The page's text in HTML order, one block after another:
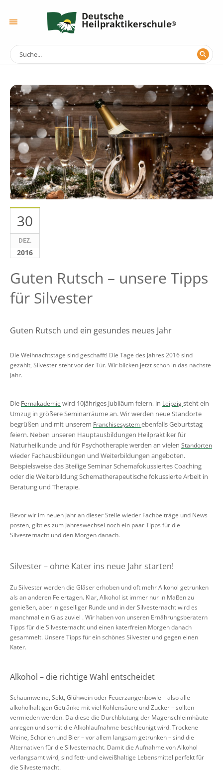
Deutsche
Heilpraktikerschule
30
DEZ.
2016
Guten Rutsch – unsere Tipps
für Silvester
Guten Rutsch und ein gesundes neues Jahr
Die Weihnachtstage sind geschafft! Die Tage des Jahres 2016 sind
gezählt, Silvester steht vor der Tür. Wir blicken jetzt schon in das nächste
Jahr.
Die Fernakademie wird 10jähriges Jubliäum feiern, in Leipzigsteht ein
Umzug in größere Seminarräume an. Wir werden neue Standorte
begrüßen und mit unserem Franchisesystemebenfalls Geburtstag
feiern. Neben unseren Hauptausbildungen Heilpraktiker für
Naturheilkunde und für Psychotherapie werden an vielen Standorten
wieder Fachausbildungen und Weiterbildungen angeboten.
Beispielsweise das 3teilige Seminar Schemafokussiertes Coaching
oder die Weiterbildung Schematherapeutische fokussierte Arbeit in
Beratung und Therapie.
Bevor wir im neuen Jahr an dieser Stelle wieder Fachbeiträge und News
posten, gibt es zum Jahreswechsel noch ein paar Tipps für die
Silvesternacht und den Morgen danach.
Silvester – ohne Kater ins neue Jahr starten!
Zu Silvester werden die Gläser erhoben und oft mehr Alkohol getrunken
als an anderen Feiertagen. Klar, Alkohol ist immer nur in Maßen zu
genießen, aber in geselliger Runde und in der Silvesternacht wird es
manchmal ein Glas zuviel . Wir haben von unseren Ernährungsberatern
Tipps für die Silvesternacht und einen katerfreien Morgen danach
gesammelt. Unsere Tipps für ein schönes Silvester und gegen einen
Kater.
Alkohol – die richtige Wahl entscheidet
Schaumweine, Sekt, Glühwein oder Feuerzangenbowle – also alle
alkoholhaltigen Getränke mit viel Kohlensäure und Zucker – sollten
vermieden werden. Da diese die Durchblutung der Magenschleimhäute
anregen und somit die Alkohlaufnahme beschleunigt wird. Trockene
Weine, Schorlen und Bier – vor allem langsam getrunken – sind die
Alternativen für die Silvesternacht. Damit die Aufnahme von Alkohol
verlangsamt wird, sind fett- und eiweißhaltige Lebensmittel perfekt für
die Silvesternacht.